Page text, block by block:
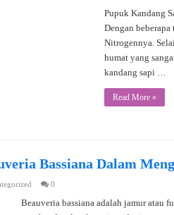
Pupuk Kandang
Dengan
Nitrogennya.
humat yang
kandang sapi …
Read More »
Bassiana Dalam
0
Beauveria bassiana adalah jamur atau